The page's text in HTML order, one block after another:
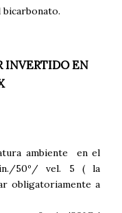
bicarbonato.
INVERTIDO EN
ambiente en el
50º/ vel. 5 ( la
obligatoriamente a